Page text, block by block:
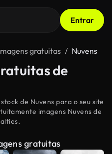
Entrar
gratuitas Nuvens
de
de Nuvens para o seu site
imagens Nuvens de
gratuitas